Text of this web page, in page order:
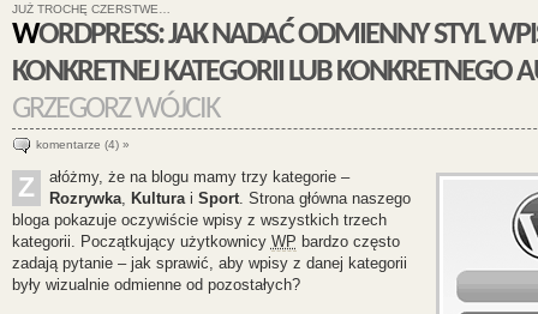
JUŻ TROCHĘ CZERSTWE…
WORDPRESS: JAK NADAĆ ODMIENNY STYL WPISOM Z
KONKRETNEJ KATEGORII LUB KONKRETNEGO
GRZEGORZ WÓJCIK
komentarze (4) »
Z
ałóżmy, że na blogu mamy trzy kategorie –
Rozrywka, Kulturai Sport. Strona główna naszego
bloga pokazuje oczywiście wpisy z wszystkich trzech
kategorii. Początkujący użytkownicy WP bardzo często
zadają pytanie – jak sprawić, aby wpisy z danej kategorii
były wizualnie odmienne od pozostałych?